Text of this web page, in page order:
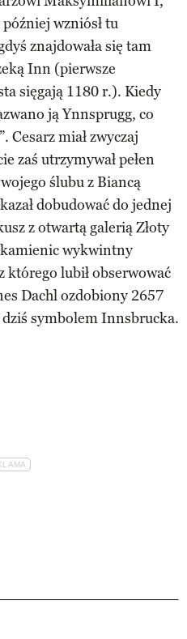
wzniósł tu
znajdowała się tam
Inn (pierwsze
sięgają 1180 r.). Kiedy
ją Ynnsprugg, co
Cesarz miał zwyczaj
zaś utrzymywał pełen
ślubu z Biancą
dobudować do jednej
z otwartą galerią Złoty
wykwintny
którego lubił obserwować
Dachl ozdobiony 2657
symbolem Innsbrucka.